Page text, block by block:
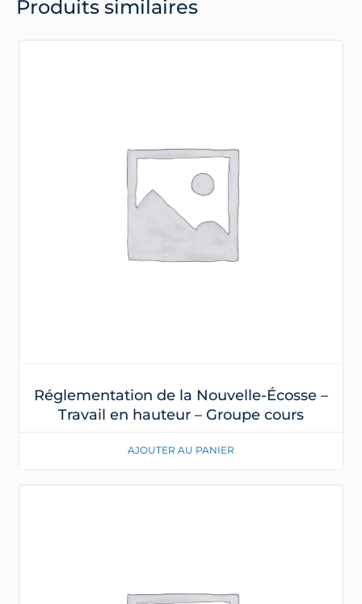
Produits similaires
Réglementation de la Nouvelle-Écosse –
Travail en hauteur – Groupe cours
AJOUTER AU PANIER